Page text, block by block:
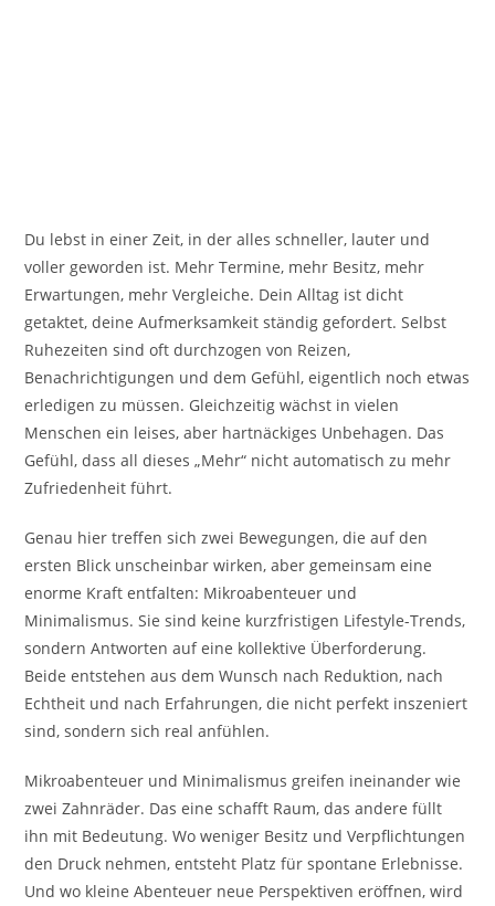
Du lebst in einer Zeit, in der alles schneller, lauter und
voller geworden ist. Mehr Termine, mehr Besitz, mehr
Erwartungen, mehr Vergleiche. Dein Alltag ist dicht
getaktet, deine Aufmerksamkeit ständig gefordert. Selbst
Ruhezeiten sind oft durchzogen von Reizen,
Benachrichtigungen und dem Gefühl, eigentlich noch etwas
erledigen zu müssen. Gleichzeitig wächst in vielen
Menschen ein leises, aber hartnäckiges Unbehagen. Das
Gefühl, dass all dieses „Mehr“ nicht automatisch zu mehr
Zufriedenheit führt.
Genau hier treffen sich zwei Bewegungen, die auf den
ersten Blick unscheinbar wirken, aber gemeinsam eine
enorme Kraft entfalten: Mikroabenteuer und
Minimalismus. Sie sind keine kurzfristigen Lifestyle-Trends,
sondern Antworten auf eine kollektive Überforderung.
Beide entstehen aus dem Wunsch nach Reduktion, nach
Echtheit und nach Erfahrungen, die nicht perfekt inszeniert
sind, sondern sich real anfühlen.
Mikroabenteuer und Minimalismus greifen ineinander wie
zwei Zahnräder. Das eine schafft Raum, das andere füllt
ihn mit Bedeutung. Wo weniger Besitz und Verpflichtungen
den Druck nehmen, entsteht Platz für spontane Erlebnisse.
Und wo kleine Abenteuer neue Perspektiven eröffnen, wird